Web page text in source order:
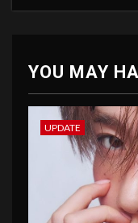
YOU MAY
UPDATE